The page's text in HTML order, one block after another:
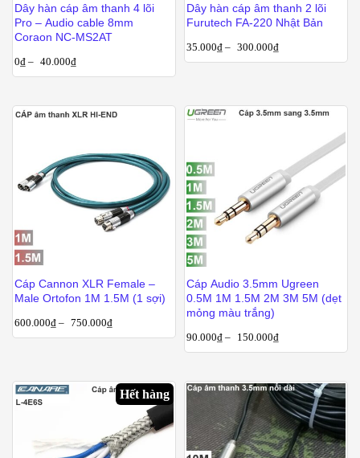
Dây hàn cáp âm thanh 4 lõi
Pro – Audio cable 8mm
Coraon NC-MS2AT
0₫ – 40.000₫
Dây hàn cáp âm thanh 2 lõi
Furutech FA-220 Nhật Bản
35.000₫ – 300.000₫
Cáp Cannon XLR Female –
Male Ortofon 1M 1.5M (1 sợi)
600.000₫ – 750.000₫
Cáp Audio 3.5mm Ugreen
0.5M 1M 1.5M 2M 3M 5M (dẹt
mỏng màu trắng)
90.000₫ – 150.000₫
Hết hàng